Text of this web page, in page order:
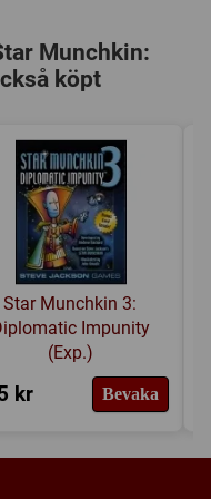
Munchkin:
köpt
Star Munchkin 3:
Impunity
(Exp.)
kr Bevaka